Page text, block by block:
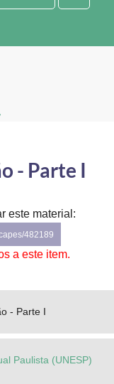
- Parte I
este material:
482189
a este item.
- Parte I
Paulista (UNESP)